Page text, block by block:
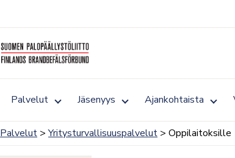
Palvelut Toggle
submenu
Palvelut
Jäsenyys Toggle
submenu
Jäsenyys
Ajankohtaista
Palvelut >Yritysturvallisuuspalvelut > Oppilaitoksille